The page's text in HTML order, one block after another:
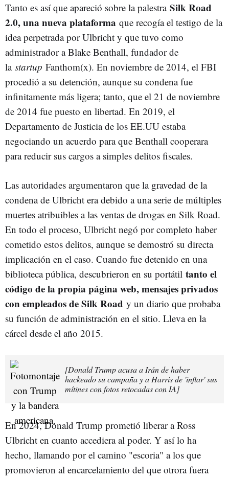
Tanto es así que apareció sobre la palestra Silk Road
2.0, una nueva plataforma que recogía el testigo de la
idea perpetrada por Ulbricht y que tuvo como
administrador a Blake Benthall, fundador de
la startup Fanthom(x). En noviembre de 2014, el FBI
procedió a su detención, aunque su condena fue
infinitamente más ligera; tanto, que el 21 de noviembre
de 2014 fue puesto en libertad. En 2019, el
Departamento de Justicia de los EE.UU estaba
negociando un acuerdo para que Benthall cooperara
para reducir sus cargos a simples delitos fiscales.
Las autoridades argumentaron que la gravedad de la
condena de Ulbricht era debido a una serie de múltiples
muertes atribuibles a las ventas de drogas en Silk Road.
En todo el proceso, Ulbricht negó por completo haber
cometido estos delitos, aunque se demostró su directa
implicación en el caso. Cuando fue detenido en una
biblioteca pública, descubrieron en su portátil tanto el
código de la propia página web, mensajes privados
con empleados de Silk Road y un diario que probaba
su función de administración en el sitio. Lleva en la
cárcel desde el año 2015.
[Donald Trump acusa a Irán de haber
hackeado su campaña y a Harris de 'inflar' sus
mítines con fotos retocadas con IA]
En 2024, Donald Trump prometió liberar a Ross
Ulbricht en cuanto accediera al poder. Y así lo ha
hecho, llamando por el camino "escoria" a los que
promovieron al encarcelamiento del que otrora fuera